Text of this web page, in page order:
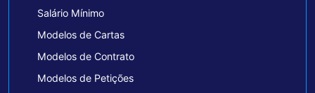
Salário Mínimo
Modelos de Cartas
Modelos de Contrato
Modelos de Petições